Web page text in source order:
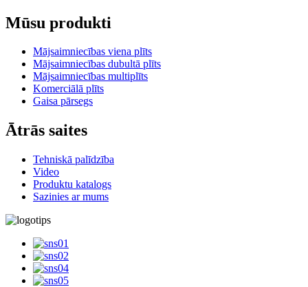
Mūsu produkti
Mājsaimniecības viena plīts
Mājsaimniecības dubultā plīts
Mājsaimniecības multiplīts
Komerciālā plīts
Gaisa pārsegs
Ātrās saites
Tehniskā palīdzība
Video
Produktu katalogs
Sazinies ar mums